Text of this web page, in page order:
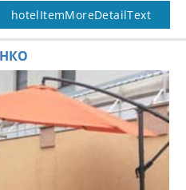
hotelItemMoreDetailText